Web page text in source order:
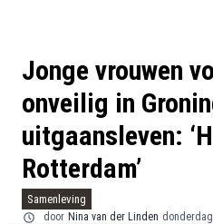
Jonge vrouwen
onveilig in
uitgaansleven:
Rotterdam’
Samenleving
door Nina van der Linden